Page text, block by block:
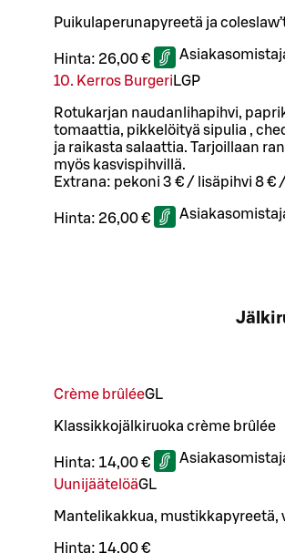
Puikulaperunapyreetä ja
Hinta: 26,00 €
10. Kerros Burgeri LGP
Rotukarjan naudanlihapihvi,
tomaattia, pikkelöityä sipulia ,
ja raikasta salaattia. Tarjoillaan
myös kasvispihvillä.
Extrana: pekoni 3 € / lisäpihvi 8 €
Hinta: 26,00 €
Crème brûléeGL
Klassikkojälkiruoka crème brûlée
Hinta: 14,00 €
UunijäätelöäGL
Mantelikakkua, mustikkapyreetä,
Hinta: 14,00 €